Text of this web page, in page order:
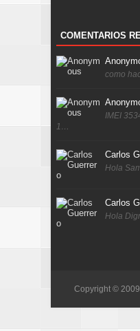
COMENTARIOS
como
IMEI
1…
Carlos
Hola
Carlos
Hola
Copyright ©